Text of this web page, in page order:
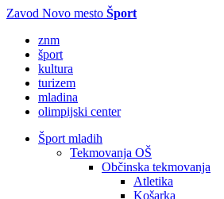
Zavod Novo mesto Šport
znm
šport
kultura
turizem
mladina
olimpijski center
Šport mladih
Tekmovanja OŠ
Občinska tekmovanja
Atletika
Košarka